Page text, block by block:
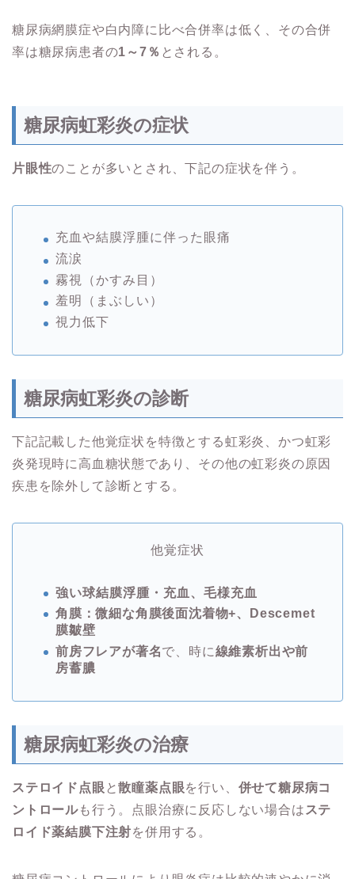
糖尿病網膜症や白内障に比べ合併率は低く、その合併
率は糖尿病患者の1～7％ とされる。
糖尿病虹彩炎の症状
片眼性のことが多いとされ、下記の症状を伴う。
充血や結膜浮腫に伴った眼痛
流涙
霧視（かすみ目）
羞明（まぶしい）
視力低下
糖尿病虹彩炎の診断
下記記載した他覚症状を特徴とする虹彩炎、かつ虹彩
炎発現時に高血糖状態であり、その他の虹彩炎の原因
疾患を除外して診断とする。
他覚症状
強い球結膜浮腫・充血、毛様充血
角膜：微細な角膜後面沈着物+、
Descemet
膜皺壁
前房フレアが著名で、時に線維素析出や前
房蓄膿
糖尿病虹彩炎の治療
ステロイド点眼 と散瞳薬点眼を行い、 併せて糖尿病コ
ントロールも行う。点眼治療に反応しない場合は ステ
ロイド薬結膜下注射を併用する。